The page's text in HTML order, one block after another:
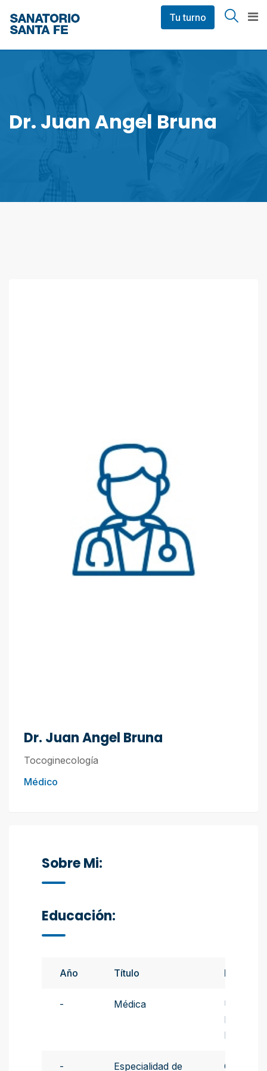
Tu turno
Dr. Juan Angel Bruna
Dr. Juan Angel Bruna
Tocoginecología
Médico
Sobre Mi:
Educación:
Año Título Instituto
- Médica
Nacional
Rosario
- Especialidad de Colegio